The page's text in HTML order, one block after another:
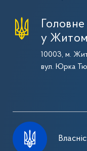
у
10003, м.
вул. Юрка